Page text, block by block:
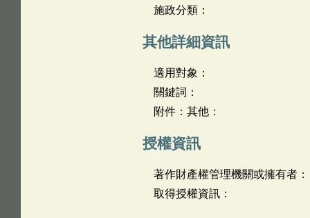
施政分類：
其他詳細資訊
適用對象：
關鍵詞：
附件：其他：
授權資訊
著作財產權管理機關或擁有者：
取得授權資訊：